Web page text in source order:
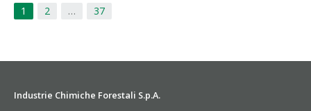
1 2 … 37
Industrie Chimiche Forestali S.p.A.